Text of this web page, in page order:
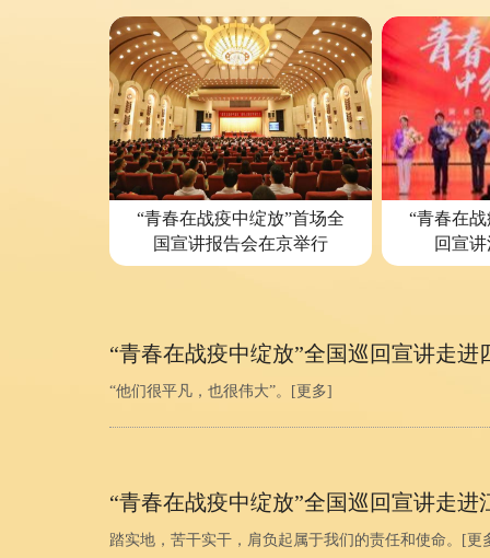
“青春在战疫中绽放”首场全
国宣讲报告会在京举行
“青春在
回宣
“青春在战疫中绽放”全国巡回宣讲走进
“他们很平凡，也很伟大”。 [更多]
“青春在战疫中绽放”全国巡回宣讲走进
踏实地，苦干实干，肩负起属于我们的责任和使命。 [更